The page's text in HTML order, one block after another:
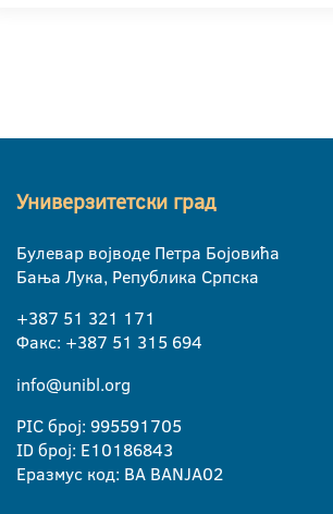
Универзитетски град
Булевар војводе Петра Бојовића
Бања Лука, Република Српска
+387 51 321 171
Факс: +387 51 315 694
info@unibl.org
PIC број: 995591705
ID број: E10186843
Еразмус код: BA BANJA02